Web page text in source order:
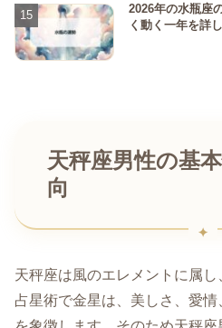
2026年の水瓶座
く動く一年を詳
天秤座男性の基
向
天秤座は風のエレメントに属
占星術で金星は、美しさ、愛